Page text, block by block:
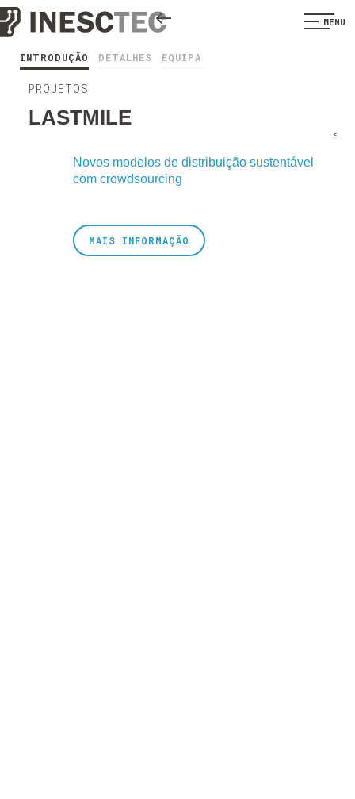
MENU
INTRODUÇÃO DETALHES EQUIPA
PROJETOS
LASTMILE
Novos modelos de distribuição sustentável
com crowdsourcing
<
MAIS INFORMAÇÃO